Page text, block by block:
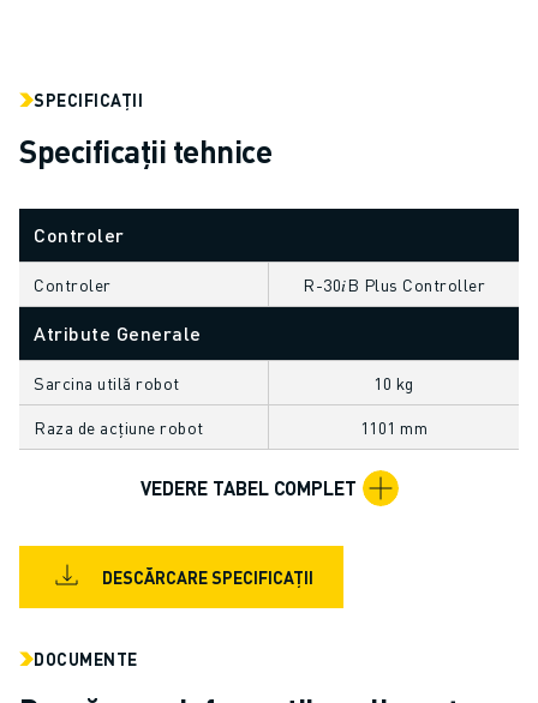
DOWNLOAD CENTER » MYFANUC
FORMARE ȘI EDUCAȚIE
FANUC ACADEMY
SOLUȚII PENTRU INDUSTRII
SOLUȚII EDUCAȚIONALE
WORLDSKILLS ȘI TINERELE TALENTE
ȘTIRI ȘI MEDIA
ȘTIRI ȘI MEDIA
EVENIMENTE
EVENIMENTE EDUCAȚIONALE
DESPRE FANUC
LOCAȚIILE NOASTRE
SUSTENABILITATE
CARIERĂ
SPECIFICAȚII
Specificații tehnice
Controler
Controler R-30𝑖B Plus Controller
Atribute Generale
Sarcina utilă robot 10 kg
Raza de acțiune robot 1101 mm
VEDERE TABEL COMPLET
DESCĂRCARE SPECIFICAȚII
DOCUMENTE